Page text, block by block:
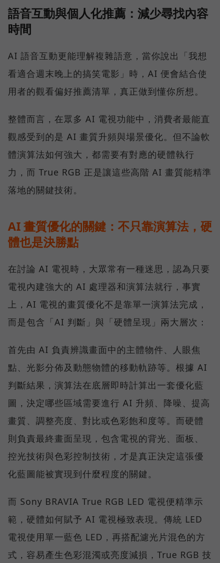
語音互動與個人化推薦：減少尋找內容
時間
AI 語音互動更能理解複雜語意，當你說出「我想
看適合週末晚上的搞笑電影」時，AI 便會結合使
用者的觀看偏好推薦清單，真正做到懂你所想。
整體而言，在眾多 AI 電視功能中，消費者最能直
觀感受到的是 AI 畫質升頻與場景優化。但不論軟
體演算法如何強大，都需要有對應的硬體執行
力，而 True RGB 正是讓這些高階 AI 畫質能精準
落地的關鍵技術。
AI 畫質優化的關鍵：不只靠演算法，硬
體也是決勝點
在討論 AI 電視時，大眾常有一種迷思，認為只要
電視內建強大的 AI 處理器和演算法就行，事實
上，AI 電視的畫質優化不是靠單一演算法完成，
而是包含「AI 判斷」與「硬體呈現」兩大層次：
首先由 AI 負責辨識畫面中的主體物件、人眼焦
點、光影分佈及動態物體的移動軌跡等。根據 AI
判斷結果，演算法在底層即時計算出一套優化藍
圖，決定哪些區域需要進行 AI 升頻、降噪、提高
畫質、調整亮度、對比或色彩飽和度等。而硬體
則負責最終畫面呈現，包含電視的背光、面板、
控光技術與色彩控制技術，才是真正決定這張優
化藍圖能被實現到什麼程度的關鍵。
而 Sony BRAVIA True RGB LED 電視便精準示
範，硬體如何賦予 AI 電視極致表現。傳統 LED
電視使用單一藍色 LED，再搭配濾光片混色的方
式，容易產生色彩混濁或亮度減損，True RGB 技